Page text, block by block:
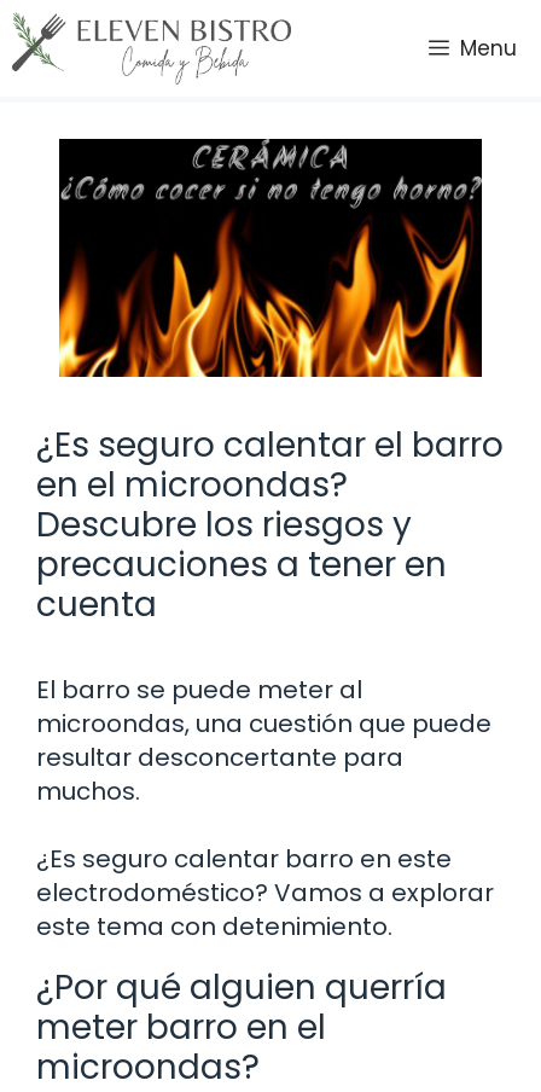
Saltar
al
contenido
Menu
¿Es seguro calentar el barro
en el microondas?
Descubre los riesgos y
precauciones a tener en
cuenta
El barro se puede meter al
microondas, una cuestión que puede
resultar desconcertante para
muchos.
¿Es seguro calentar barro en este
electrodoméstico? Vamos a explorar
este tema con detenimiento.
¿Por qué alguien querría
meter barro en el
microondas?